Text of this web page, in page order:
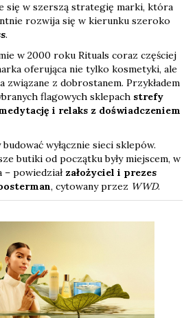
się w szerszą strategię marki, która
rozwija się w kierunku szeroko
.
w 2000 roku Rituals coraz częściej
oferująca nie tylko kosmetyki, ale
związane z dobrostanem. Przykładem
flagowych sklepach strefy
i relaks z doświadczeniem
wyłącznie sieci sklepów.
butiki od początku były miejscem, w
powiedział założyciel i prezes
, cytowany przez WWD.